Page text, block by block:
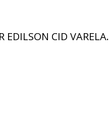
EDILSON CID VARELA.